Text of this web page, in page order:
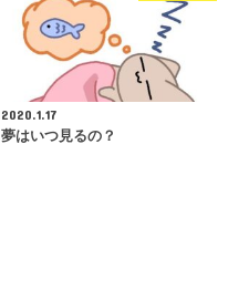
2020.1.17
夢はいつ見るの？